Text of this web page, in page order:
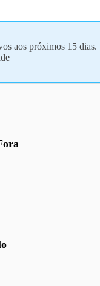
aos próximos 15 dias.